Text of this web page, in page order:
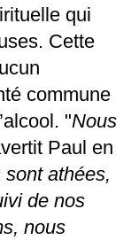
qui
Cette
commune
"Nous
Paul en
sont athées,
de nos
nous